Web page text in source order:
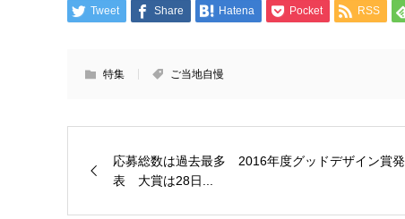
Tweet Share Hatena Pocket RSS
特集 ご当地自慢
応募総数は過去最多 2016年度グッドデザイン賞発
表 大賞は28日...